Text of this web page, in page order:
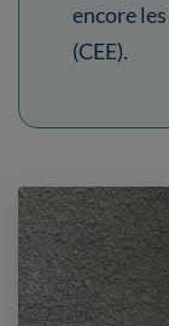
encore les
(CEE).